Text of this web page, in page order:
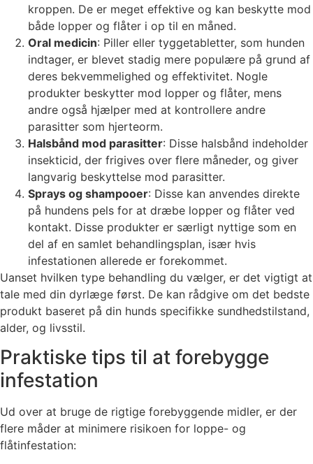
kroppen. De er meget effektive og kan beskytte mod
både lopper og flåter i op til en måned.
Oral medicin: Piller eller tyggetabletter, som hunden
indtager, er blevet stadig mere populære på grund af
deres bekvemmelighed og effektivitet. Nogle
produkter beskytter mod lopper og flåter, mens
andre også hjælper med at kontrollere andre
parasitter som hjerteorm.
Halsbånd mod parasitter: Disse halsbånd indeholder
insekticid, der frigives over flere måneder, og giver
langvarig beskyttelse mod parasitter.
Sprays og shampooer: Disse kan anvendes direkte
på hundens pels for at dræbe lopper og flåter ved
kontakt. Disse produkter er særligt nyttige som en
del af en samlet behandlingsplan, især hvis
infestationen allerede er forekommet.
Uanset hvilken type behandling du vælger, er det vigtigt at
tale med din dyrlæge først. De kan rådgive om det bedste
produkt baseret på din hunds specifikke sundhedstilstand,
alder, og livsstil.
Praktiske tips til at forebygge
infestation
Ud over at bruge de rigtige forebyggende midler, er der
flere måder at minimere risikoen for loppe- og
flåtinfestation: